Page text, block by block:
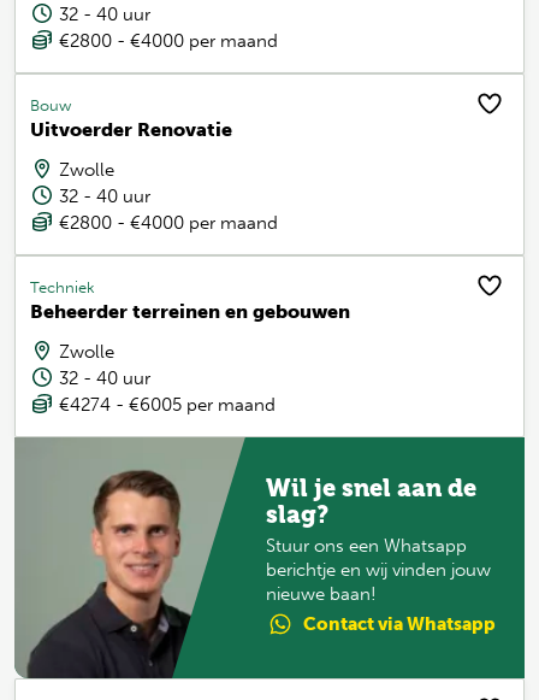
32 - 40 uur
€2800 - €4000 per maand
Bouw
Uitvoerder Renovatie
Zwolle
32 - 40 uur
€2800 - €4000 per maand
Techniek
Beheerder terreinen en gebouwen
Zwolle
32 - 40 uur
€4274 - €6005 per maand
Wil je snel aan de
slag?
Stuur ons een Whatsapp
berichtje en wij vinden jouw
nieuwe baan!
Contactvia Whatsapp